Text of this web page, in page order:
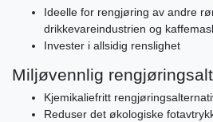
Ideelle for rengjøring av andre
drikkevareindustrien og
Invester i allsidig renslighet
Miljøvennlig
Kjemikaliefritt
Reduser det økologiske